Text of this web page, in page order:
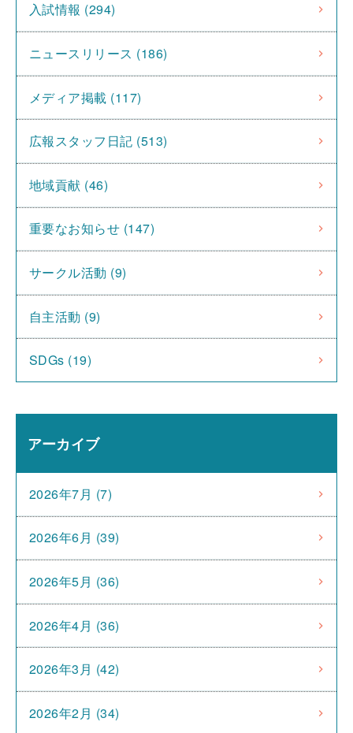
入試情報 (294)
ニュースリリース (186)
メディア掲載 (117)
広報スタッフ日記 (513)
地域貢献 (46)
重要なお知らせ (147)
サークル活動 (9)
自主活動 (9)
SDGs (19)
アーカイブ
2026年7月 (7)
2026年6月 (39)
2026年5月 (36)
2026年4月 (36)
2026年3月 (42)
2026年2月 (34)